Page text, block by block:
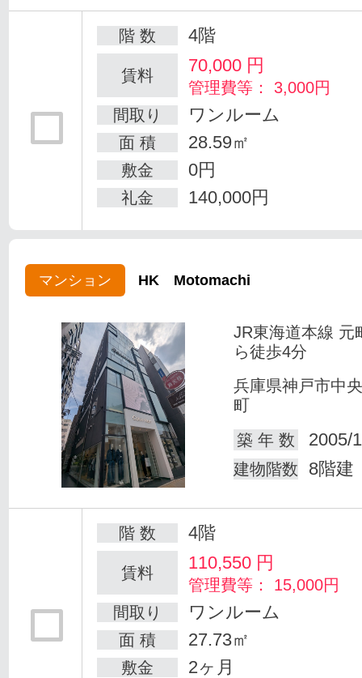
階 数 4階
賃料 70,000 円
管理費等： 3,000円
間取り
ワンルーム
面 積 28.59㎡
敷金 0円
礼金 140,000円
マンション HK Motomachi
JR東海道本線 元
ら徒歩4分
兵庫県神戸市中
町
築 年 数
2005/
建物階数 8階建
階 数 4階
賃料 110,550 円
管理費等： 15,000円
間取り
ワンルーム
面 積 27.73㎡
敷金 2ヶ月